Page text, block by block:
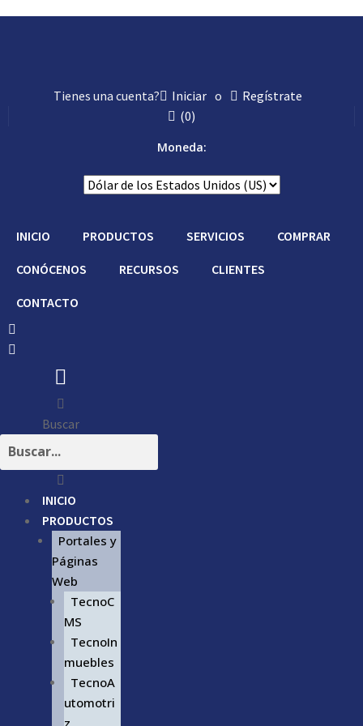
Tienes una cuenta? Iniciar o
Regístrate
(0)
Moneda:
INICIO PRODUCTOS SERVICIOS COMPRAR
CONÓCENOS RECURSOS CLIENTES
CONTACTO
Buscar
INICIO
PRODUCTOS
Portales y
Páginas
Web
TecnoC
MS
TecnoIn
muebles
TecnoA
utomotri
Con Asistencia